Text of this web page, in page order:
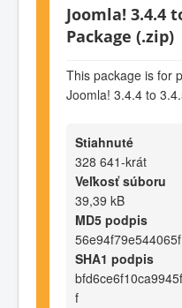
Joomla! 3.4.4
Package (.zip)
This package is for
Joomla! 3.4.4 to
Stiahnuté
328 641-krát
Veľkosť súboru
39,39 kB
MD5 podpis
SHA1 podpis
f